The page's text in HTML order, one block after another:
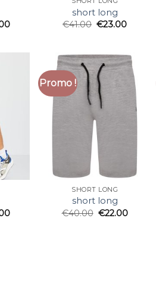
short long
€41.00 €23.00
Promo !
SHORT LONG
short long
€40.00 €22.00